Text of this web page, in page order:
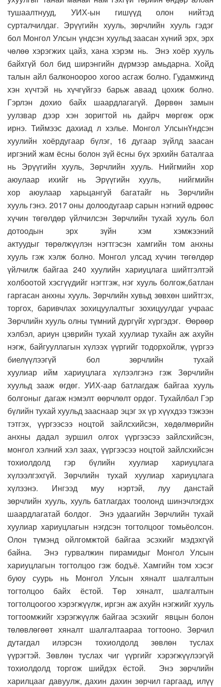
тушаалтнууд, УИХ-ын гишүүд олон нийтэд
сурталчилдаг. Эрүүгийн хууль, зөрчлийн хууль гэдэг
бол Монгол Улсын үндсэн хуульд заасан хүний эрх, эрх
чөлөө хэрэгжих цайз, хана хэрэм нь. Энэ хоёр хууль
байхгүй бол бид ширэнгийн дүрмээр амьдарна. Хойд
талын айл балконоороо хогоо асгаж болно. Гудамжинд
хэн хүчтэй нь хүчгүйгээ барьж аваад цохиж болно.
Гэрлэн дохио байх шаардлагагүй. Дөрвөн замын
уулзвар дээр хэн зоригтой нь дайрч мөргөж орж
ирнэ. Тиймээс дахиад л хэлье. Монгол УлсынҮндсэн
хуулийнхоёрдугаар бүлэг, 16 дугаар зүйлд заасан
иргэний жам ёсны болон зүй ёсны бүх эрхийн баталгаа
нь Эрүүгийн хууль, Зөрчлийн хууль. Нийгмийн хор
аюулаар ихийг нь Эрүүгийн хууль,
нийгмийн
хор аюулаар харьцангуй багатайг нь Зөрчлийн
хууль гэнэ. 2017оны долоодугаар сарын нэгний өдрөөс
хүчин төгөлдөр үйлчилсэн Зөрчлийн тухай хууль бол
дотоодын эрх зүйн хэм хэмжээний
актуудыг төрөлжүүлэн нэгтгэсэн хамгийн том анхны
хууль гэж хэлж болно. Монгол улсад хүчин төгөлдөр
үйлчилж байгаа 240 хуулийн хариуцлага шийтгэлтэй
холбоотой хэсгүүдийгнэгтгэж, нэг хууль болгож,батлан
гаргасан анхны хууль. Зөрчлийн хувьд зөвхөн шийтгэх,
торгох, баривчлах зохицуулалтыг зохицуулдаг учраас
Зөрчлийн хууль олны түмний дургүйг хүргэдэг. Өөрөөр
хэлбэл, ариун цэврийн тухай хуулиар тухайн аж ахуйн
нэгж, байгууллагын хүлээх үүргийг тодорхойлж,үүргээ
биелүүлээгүй болзөрчлийн тухай
хуулиар иймхариуцлага хүлээлгэнэгэж Зөрчлийн
хуульд зааж өгдөг. УИХ-аар батлагдаж байгаа хууль
болгоныг дагаж нэмэлт өөрчлөлт ордог. Тухайлбал Гэр
бүлийн тухай хуульд зааснаар эцэг эх үр хүүхдээ тэжээн
тэтгэх, үүргээсээ ноцтой зайлсхийсэн, хөдөлмөрийн
анхны дадал зуршил олгох үүргээсээ зайлсхийсэн,
монгол хэлний хэл заах, үүргээсээ ноцтой зайлсхийсэн
тохиолдолд гэр бүлийн хуулиар хариуцлага
хүлээлгэхгүй. Зөрчлийн тухай хуулиар хариуцлага
хүлээнэ. Ингээд муу нэртэй, луу данстай
зөрчлийн хууль, хууль батлагдах тоолонд шинэчлэгдэх
шаардлагатай болдог.
Энэ удаагийнЗөрчлийн тухай
хуулиар хариуцлагын нэгдсэн тогтолцоог томьёолсон.
Олон түмэнд ойлгомжтой байгаа эсэхийг мэдэхгүй
байна.
Энэ гурвалжин пирамидыг Монгол Улсын
хариуцлагын тогтолцоо гэж бодъё. Хамгийн том хэсэг
буюу суурь ньМонголУлсын хяналт шалгалтын
тогтолцоо байх ёстой. Төр хяналт, шалгалтын
тогтолцоогоо хэрэгжүүлж, иргэн аж ахуйн нэгжийг хууль
тогтоомжийг хэрэгжүүлжбайгаа эсэхийг явцын болон
төлөвлөгөөт хяналт шалгалтаараа тогтооно. Зөрчил
дутагдал илэрсэн тохиолдолд зөвлөн туслах
үүрэгтэй. Зөвлөн туслах чиг үүргийг хэрэгжүүлээгүй
тохиолдолд торгож шийдэх ёстой.
Энэ зөрчлийн
харилцааг давуулж, дахин дахин зөрчил гаргаад, илүү